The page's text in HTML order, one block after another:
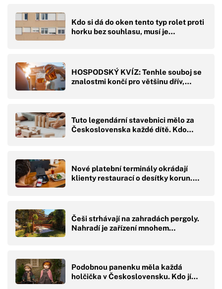
Kdo si dá do oken tento typ rolet proti
horku bez souhlasu, musí je…
HOSPODSKÝ KVÍZ: Tenhle souboj se
znalostmi končí pro většinu dřív,…
Tuto legendární stavebnici mělo za
Československa každé dítě. Kdo…
Nové platební terminály okrádají
klienty restaurací o desítky korun.…
Češi strhávají na zahradách pergoly.
Nahradí je zařízení mnohem…
Podobnou panenku měla každá
holčička v Československu. Kdo jí…